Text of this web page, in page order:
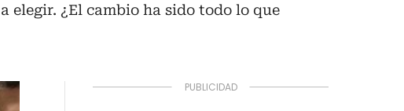
elegir. ¿El cambio ha sido todo lo que